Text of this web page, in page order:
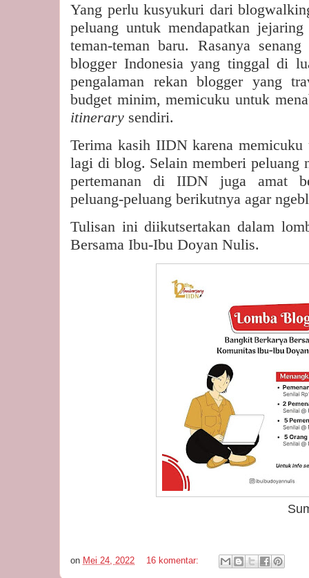
Yang perlu kusyukuri dari
peluang untuk mendapatkan
teman-teman baru. Rasanya
blogger Indonesia yang tinggal di
pengalaman rekan blogger yang
budget minim, memicuku untuk
itinerary sendiri.
Terima kasih IIDN karena
lagi di blog. Selain memberi peluang
pertemanan di IIDN juga amat
peluang-peluang berikutnya agar
Tulisan ini diikutsertakan dalam
Bersama Ibu-Ibu Doyan Nulis.
Sumber foto:
on Mei 24, 2022 16 komentar: